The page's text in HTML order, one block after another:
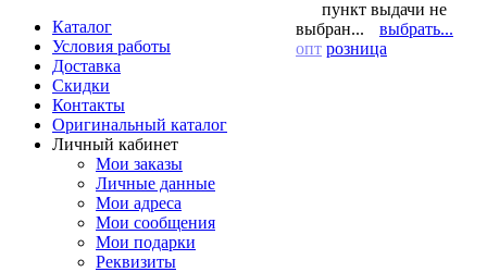
Каталог
Условия работы
Доставка
Скидки
Контакты
Оригинальный каталог
Личный кабинет
Мои заказы
Личные данные
Мои адреса
Мои сообщения
Мои подарки
Реквизиты
пункт выдачи не
выбран...
выбрать...
опт розница